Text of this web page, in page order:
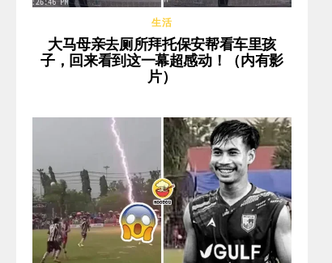
生活
大马母亲去厕所拜托保安帮看车里孩
子，回来看到这一幕超感动！（内有影
片）